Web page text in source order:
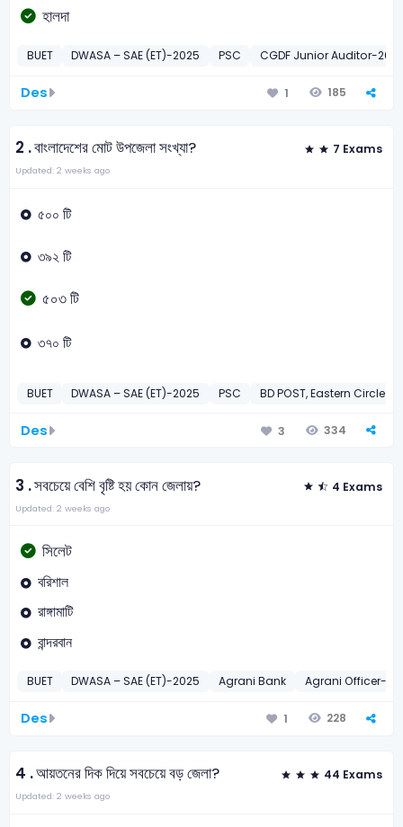
হালদা
BUET DWASA – SAE (ET)-2025 PSC CGDF Junior Auditor-2014
Des 1 185
2 .বাংলাদেশের মোট উপজেলা সংখ্যা? 7 Exams
Updated: 2 weeks ago
৫০০ টি
৩৯২ টি
৫০৩ টি
৩৭০ টি
BUET DWASA – SAE (ET)-2025 PSC BD POST, Eastern Circle
Des 3 334
3 .সবচেয়ে বেশি বৃষ্টি হয় কোন জেলায়? 4 Exams
Updated: 2 weeks ago
সিলেট
বরিশাল
রাঙ্গামাটি
বান্দরবান
BUET DWASA – SAE (ET)-2025 Agrani Bank Agrani Officer-
Des 1 228
4 .আয়তনের দিক দিয়ে সবচেয়ে বড় জেলা? 44 Exams
Updated: 2 weeks ago